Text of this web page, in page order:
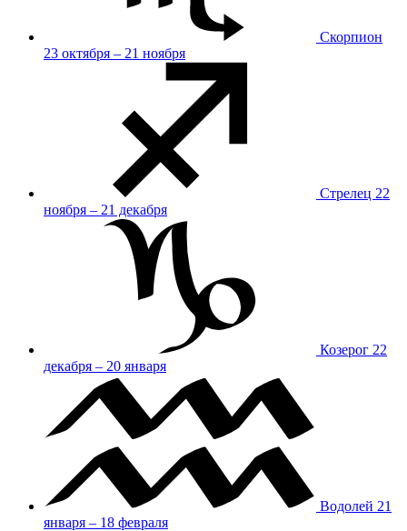
Скорпион
23 октября – 21 ноября
Стрелец 22
ноября – 21 декабря
Козерог 22
декабря – 20 января
Водолей 21
января – 18 февраля